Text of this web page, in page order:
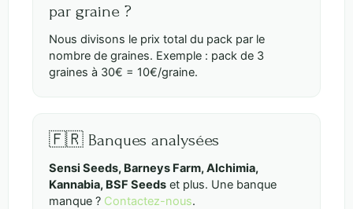
par graine ?
Nous divisons le prix total du pack par le
nombre de graines. Exemple : pack de 3
graines à 30€ = 10€/graine.
🇫🇷 Banques analysées
Sensi Seeds, Barneys Farm, Alchimia,
Kannabia, BSF Seeds et plus. Une banque
manque ? Contactez-nous.